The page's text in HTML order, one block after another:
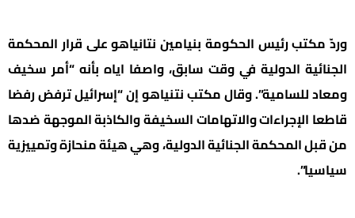
وردّ مكتب رئيس الحكومة بنيامين نتانياهو على قرار المحكمة
الجنائية الدولية في وقت سابق، واصفا اياه بأنه “أمر سخيف
ومعاد للسامية”. وقال مكتب نتنياهو إن “إسرائيل ترفض رفضا
قاطعا الإجراءات والاتهامات السخيفة والكاذبة الموجهة ضدها
من قبل المحكمة الجنائية الدولية، وهي هيئة منحازة وتمييزية
سياسيا”.